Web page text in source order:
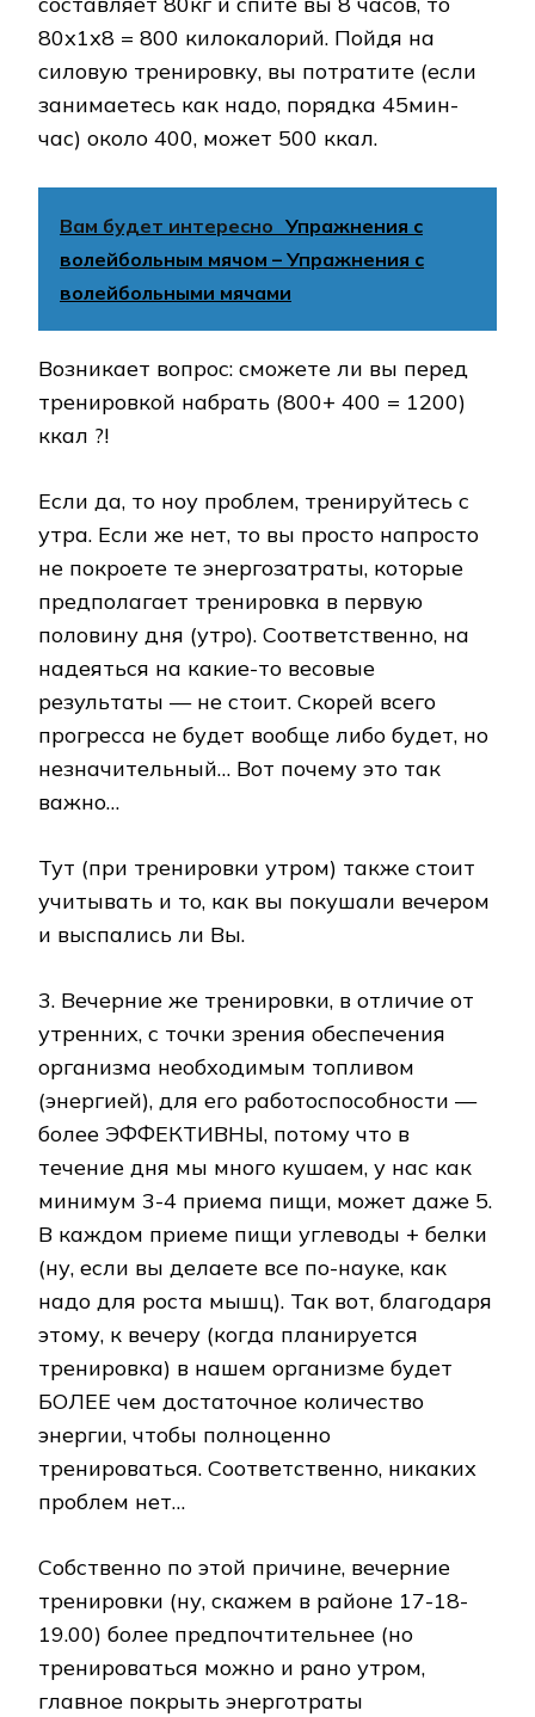
80х1х8 = 800 килокалорий. Пойдя на
силовую тренировку, вы потратите (если
занимаетесь как надо, порядка 45мин-
час) около 400, может 500 ккал.
Вам будет интересно Упражнения с
волейбольным мячом – Упражнения с
волейбольными мячами
Возникает вопрос: сможете ли вы перед
тренировкой набрать (800+ 400 = 1200)
ккал ?!
Если да, то ноу проблем, тренируйтесь с
утра. Если же нет, то вы просто напросто
не покроете те энергозатраты, которые
предполагает тренировка в первую
половину дня (утро). Соответственно, на
надеяться на какие-то весовые
результаты — не стоит. Скорей всего
прогресса не будет вообще либо будет, но
незначительный… Вот почему это так
важно…
Тут (при тренировки утром) также стоит
учитывать и то, как вы покушали вечером
и выспались ли Вы.
3. Вечерние же тренировки, в отличие от
утренних, с точки зрения обеспечения
организма необходимым топливом
(энергией), для его работоспособности —
более ЭФФЕКТИВНЫ, потому что в
течение дня мы много кушаем, у нас как
минимум 3-4 приема пищи, может даже 5.
В каждом приеме пищи углеводы + белки
(ну, если вы делаете все по-науке, как
надо для роста мышц). Так вот, благодаря
этому, к вечеру (когда планируется
тренировка) в нашем организме будет
БОЛЕЕ чем достаточное количество
энергии, чтобы полноценно
тренироваться. Соответственно, никаких
проблем нет…
Собственно по этой причине, вечерние
тренировки (ну, скажем в районе 17-18-
19.00) более предпочтительнее (но
тренироваться можно и рано утром,
главное покрыть энерготраты